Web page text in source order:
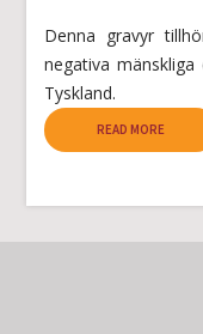
Denna gravyr
negativa
Tyskland.
READ MORE